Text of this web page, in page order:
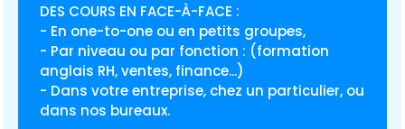
DES COURS EN FACE-À-FACE :
- En one-to-one ou en petits groupes,
- Par niveau ou par fonction : (formation
anglais RH, ventes, finance...)
- Dans votre entreprise, chez un particulier, ou
dans nos bureaux.